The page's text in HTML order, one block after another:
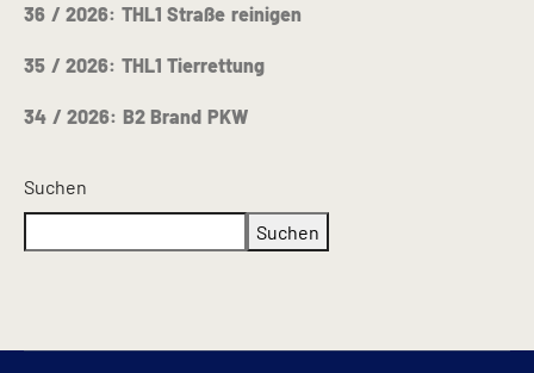
36 / 2026: THL1 Straße reinigen
35 / 2026: THL1 Tierrettung
34 / 2026: B2 Brand PKW
Suchen
Suchen